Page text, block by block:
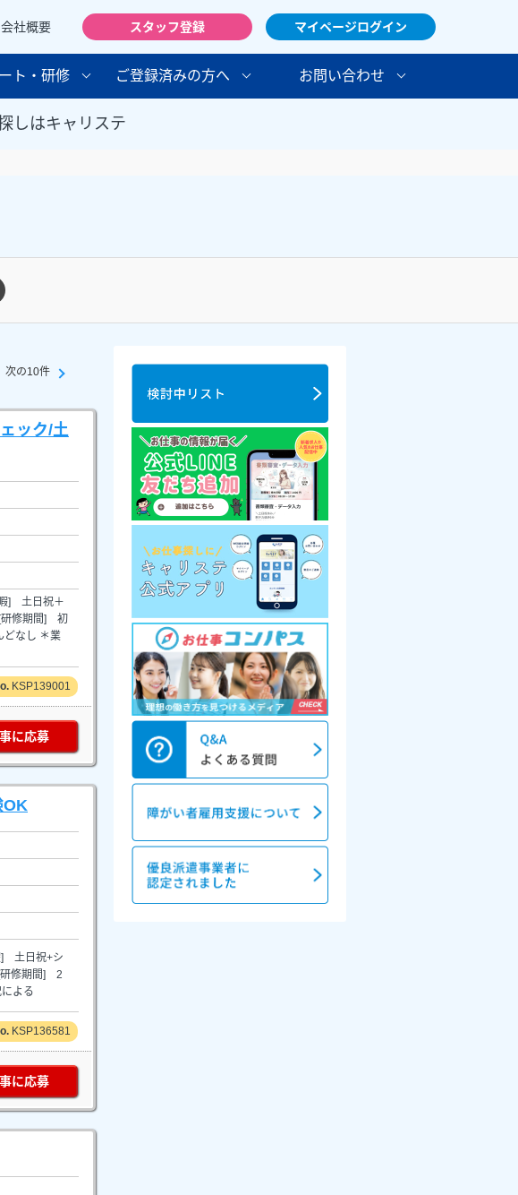
社概要 スタッフ登録 マイページログイン
ト・研修 ご登録済みの方へ お問い合わせ
しはキャリステ
次の10件
ック/土
] 土日祝＋
研修期間] 初
どなし ＊業
KSP139001
に応募
OK
] 土日祝+シ
修期間] 2
よる
KSP136581
に応募